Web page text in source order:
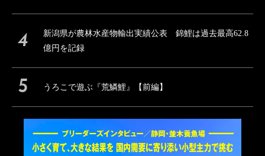
新潟県が農林水産物輸出実績公表 錦鯉は過去最高62.8
億円を記録
うろこで遊ぶ『荒鱗鯉』【前編】